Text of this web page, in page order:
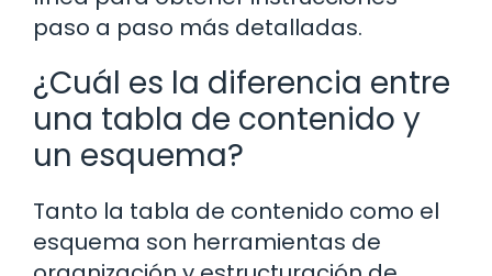
paso a paso más detalladas.
¿Cuál es la diferencia entre
una tabla de contenido y
un esquema?
Tanto la tabla de contenido como el
esquema son herramientas de